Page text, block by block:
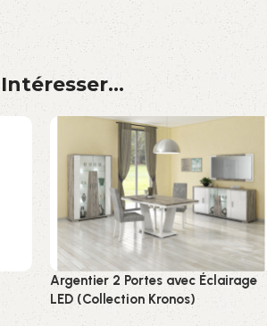
Argentier 2 Portes avec Éclairage
LED (Collection Kronos)